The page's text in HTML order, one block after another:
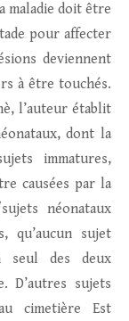
maladie doit être
pour affecter
deviennent
à être touchés.
l’auteur établit
dont la
immatures,
causées par la
néonataux
qu’aucun sujet
seul des deux
D’autres sujets
cimetière Est